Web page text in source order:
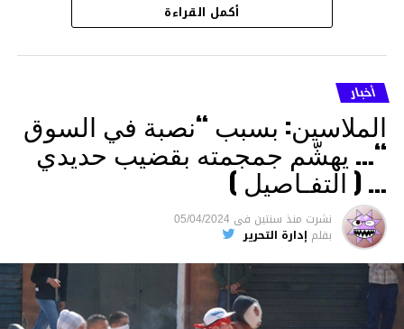
ووفقا لتقرير الطبيب الشرعي، توفيت نوكينوفا
متأثرة بصدمة في الدماغ، وكانت إحدى عظام
أنفها مكسورة وكانت هناك كدمات متعددة على
وجهها ورأسها وذراعيها ويديها.
ويواجه بيشيمباييف (43 عاما) اتهامات بالتعذيب
والقتل باستخدام العنف الشديد ويواجه عقوبة
السجن لمدة تصل إلى 20 عاما.
الأخبار
أكمل القراءة
أخبار
الملاسين: بسبب “نصبة في السوق
“… يهشّم جمجمته بقضيب حديدي
… ( التفـاصيل )
نشرت منذ سنتين فى 05/04/2024
بقلم إدارة التحرير